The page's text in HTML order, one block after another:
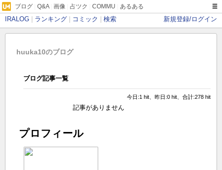
ブログ Q&A| 画像 占ツク COMMU あるある
IRALOG ランキング コミック 検索 新規登録/ログイン
huuka10のブログ
ブログ記事一覧
今日:1 hit、昨日:0 hit、合計:278 hit
記事がありません
プロフィール